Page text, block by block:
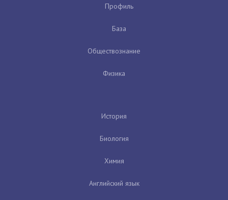
Профиль
База
Обществознание
Физика
История
Биология
Химия
Английский язык